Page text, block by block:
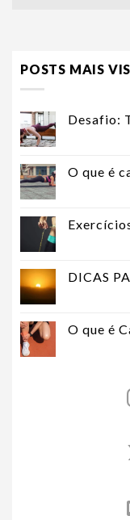
POSTS MAIS
Desafio:
O que é
DICAS
O que é